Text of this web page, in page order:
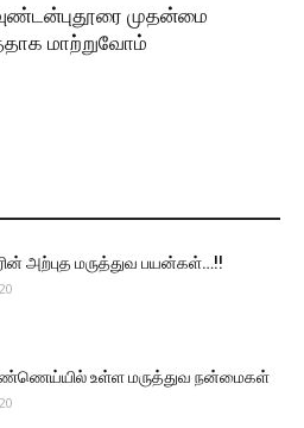
முதன்மை
மாற்றுவோம்
அற்புத மருத்துவ பயன்கள்…!!
உள்ள மருத்துவ நன்மைகள்